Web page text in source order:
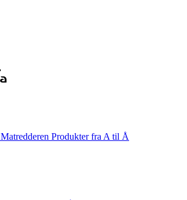
Matredderen Produkter fra A til Å